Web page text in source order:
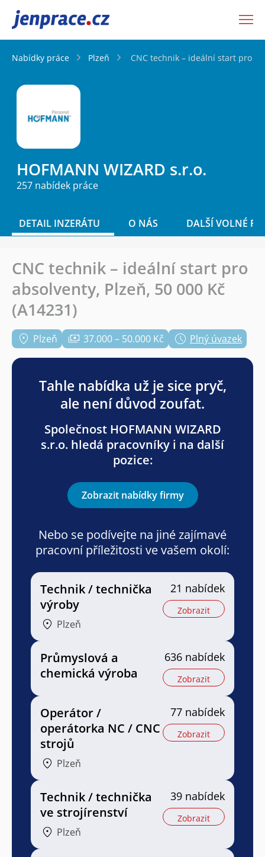
JenPráce.cz
Nabídky práce Plzeň CNC technik – ideální start pro
HOFMANN WIZARD s.r.o.
257 nabídek práce
DETAIL INZERÁTU O NÁS DALŠÍ VOLNÉ
CNC technik – ideální start pro
absolventy, Plzeň, 50 000 Kč
(A14231)
Plzeň 37.000 – 50.000 Kč Plný úvazek
Tahle nabídka už je sice pryč,
ale není důvod zoufat.
Společnost HOFMANN WIZARD
s.r.o. hledá pracovníky i na další
pozice:
Zobrazit nabídky firmy
Nebo se podívejte na jiné zajímavé
pracovní příležitosti ve vašem okolí:
Technik / technička
výroby
Plzeň
21 nabídek
Zobrazit
Průmyslová a
chemická výroba
636 nabídek
Zobrazit
Operátor /
operátorka NC / CNC
strojů
Plzeň
77 nabídek
Zobrazit
Technik / technička
ve strojírenství
Plzeň
39 nabídek
Zobrazit